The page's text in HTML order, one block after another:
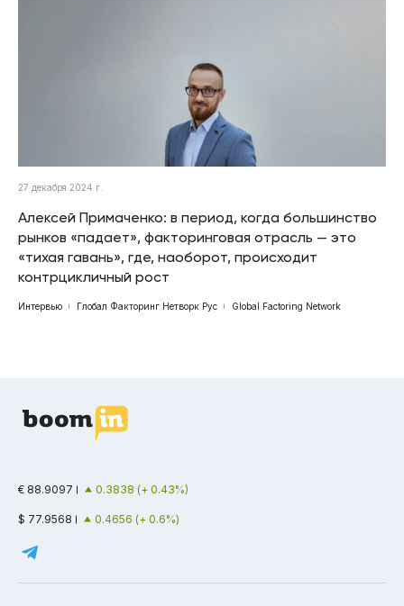
27 декабря 2024 г.
Алексей Примаченко: в период, когда большинство
рынков «падает», факторинговая отрасль — это
«тихая гавань», где, наоборот, происходит
контрцикличный рост
Интервью Глобал Факторинг Нетворк Рус Global Factoring Network
€ 88.9097 0.3838 (+ 0.43%)
$ 77.9568 0.4656 (+ 0.6%)